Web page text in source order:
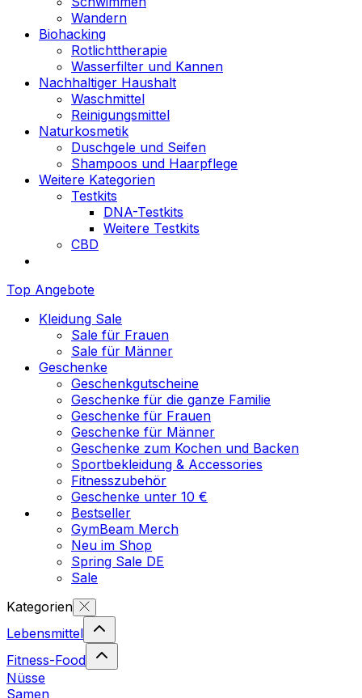
Wandern
Biohacking
Rotlichttherapie
Wasserfilter und Kannen
Nachhaltiger Haushalt
Waschmittel
Reinigungsmittel
Naturkosmetik
Duschgele und Seifen
Shampoos und Haarpflege
Weitere Kategorien
Testkits
DNA-Testkits
Weitere Testkits
CBD
Top Angebote
Kleidung Sale
Sale für Frauen
Sale für Männer
Geschenke
Geschenkgutscheine
Geschenke für die ganze Familie
Geschenke für Frauen
Geschenke für Männer
Geschenke zum Kochen und Backen
Sportbekleidung & Accessories
Fitnesszubehör
Geschenke unter 10 €
Bestseller
GymBeam Merch
Neu im Shop
Spring Sale DE
Sale
Kategorien
Lebensmittel
Fitness-Food
Nüsse
Samen